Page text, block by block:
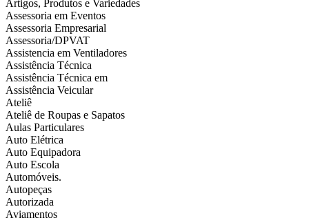
Artigos, Produtos e Variedades
Assessoria em Eventos
Assessoria Empresarial
Assessoria/DPVAT
Assistencia em Ventiladores
Assistência Técnica
Assistência Técnica em
Assistência Veicular
Ateliê
Ateliê de Roupas e Sapatos
Aulas Particulares
Auto Elétrica
Auto Equipadora
Auto Escola
Automóveis.
Autopeças
Autorizada
Aviamentos